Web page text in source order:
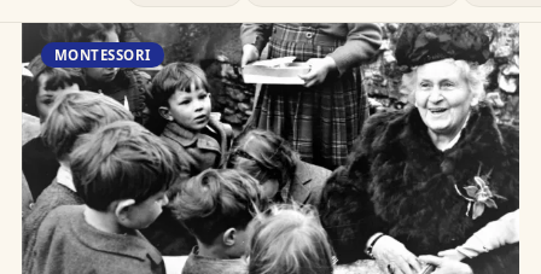
MONTESSORI